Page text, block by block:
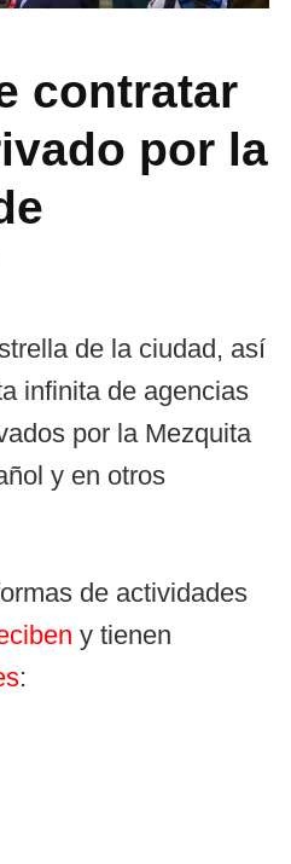
contratar
por la
de la ciudad, así
infinita de agencias
por la Mezquita
y en otros
de actividades
y tienen
: